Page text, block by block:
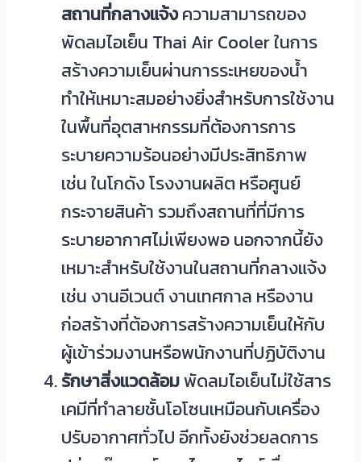
สถานที่กลางแจ้งความสามารถของ
พัดลมไอเย็น Thai Air Cooler ในการ
สร้างความเย็นผ่านการระเหยของน้ำ
ทำให้เหมาะสมอย่างยิ่งสำหรับการใช้งาน
ในพื้นที่อุตสาหกรรมที่ต้องการการ
ระบายความร้อนอย่างมีประสิทธิภาพ
เช่น ในโกดัง โรงงานผลิต หรือศูนย์
กระจายสินค้า รวมถึงสถานที่ที่มีการ
ระบายอากาศไม่เพียงพอ นอกจากนี้ยัง
เหมาะสำหรับใช้งานในสถานที่กลางแจ้ง
เช่น งานอีเวนต์ งานเทศกาล หรืองาน
ก่อสร้างที่ต้องการสร้างความเย็นให้กับ
ผู้เข้าร่วมงานหรือพนักงานที่ปฏิบัติงาน
รักษาสิ่งแวดล้อมพัดลมไอเย็นไม่ใช้สาร
เคมีที่ทำลายชั้นโอโซนเหมือนกับเครื่อง
ปรับอากาศทั่วไป อีกทั้งยังช่วยลดการ